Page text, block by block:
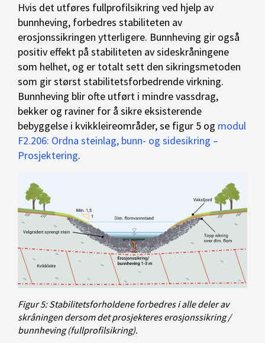
Hvis det utføres fullprofilsikring ved hjelp av
bunnheving, forbedres stabiliteten av
erosjonssikringen ytterligere. Bunnheving gir også
positiv effekt på stabiliteten av sideskråningene
som helhet, og er totalt sett den sikringsmetoden
som gir størst stabilitetsforbedrende virkning.
Bunnheving blir ofte utført i mindre vassdrag,
bekker og raviner for å sikre eksisterende
bebyggelse i kvikkleireområder, se figur 5 og modul
F2.206: Ordna steinlag, bunn- og sidesikring –
Prosjektering.
Figur 5: Stabilitetsforholdene forbedres i alle deler av
skråningen dersom det prosjekteres erosjonssikring /
bunnheving (fullprofilsikring).